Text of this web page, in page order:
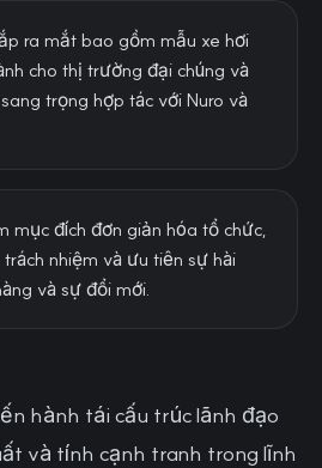
ra mắt bao gồm mẫu xe hơi
cho thị trường đại chúng và
trọng hợp tác với Nuro và
mục đích đơn giản hóa tổ chức,
nhiệm và ưu tiên sự hài
và sự đổi mới.
hành tái cấu trúc lãnh đạo
và tính cạnh tranh trong lĩnh